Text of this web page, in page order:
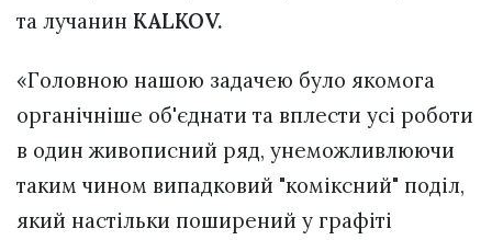
та лучанин KALKOV.
«Головною нашою задачею було якомога
органічніше об'єднати та вплести усі роботи
в один живописний ряд, унеможливлюючи
таким чином випадковий "коміксний" поділ,
який настільки поширений у графіті